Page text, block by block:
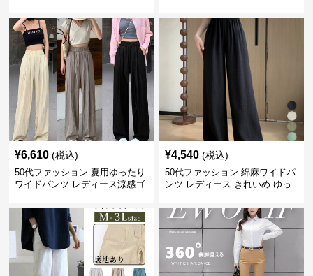
¥6,610 (税込)
50代ファッション 夏用ゆったり
ワイドパンツ レディース涼感ゴ
¥4,540 (税込)
50代ファッション 綿麻ワイドパ
ンツ レディース きれいめ ゆっ